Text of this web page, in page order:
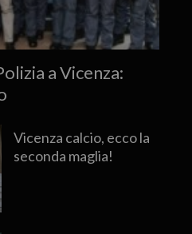
a Vicenza:
Vicenza calcio, ecco la
seconda maglia!